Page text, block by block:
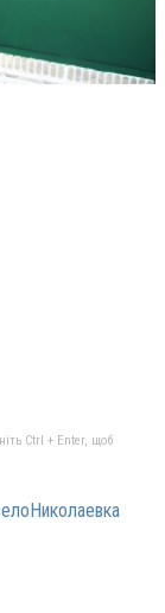
Ctrl + Enter, щоб